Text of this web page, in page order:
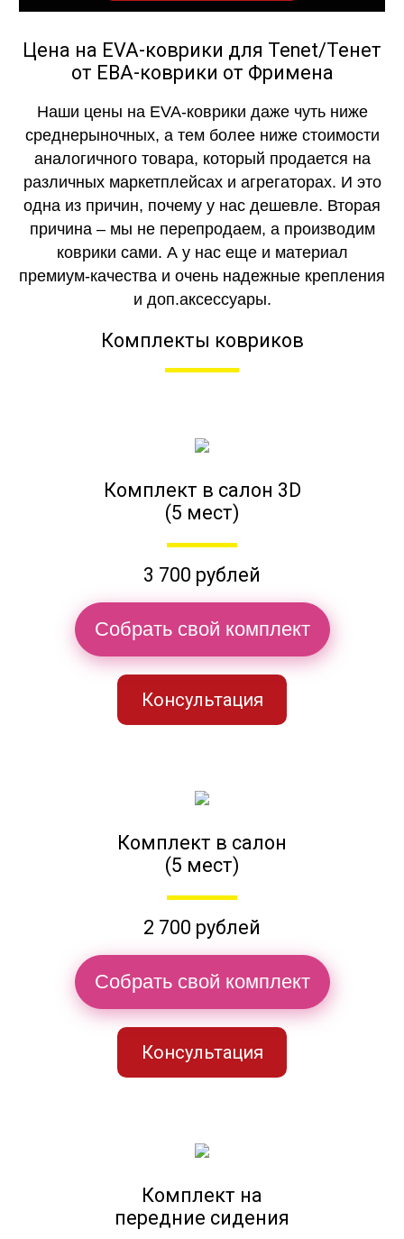
Цена на EVA-коврики для Tenet/Тенет
от ЕВА-коврики от Фримена
Наши цены на EVA-коврики даже чуть ниже
среднерыночных, а тем более ниже стоимости
аналогичного товара, который продается на
различных маркетплейсах и агрегаторах. И это
одна из причин, почему у нас дешевле. Вторая
причина – мы не перепродаем, а производим
коврики сами. А у нас еще и материал
премиум-качества и очень надежные крепления
и доп.аксессуары.
Комплекты ковриков
Комплект в салон 3D
(5 мест)
3 700 рублей
Собрать свой комплект
Консультация
Комплект в салон
(5 мест)
2 700 рублей
Собрать свой комплект
Консультация
Комплект на
передние сидения